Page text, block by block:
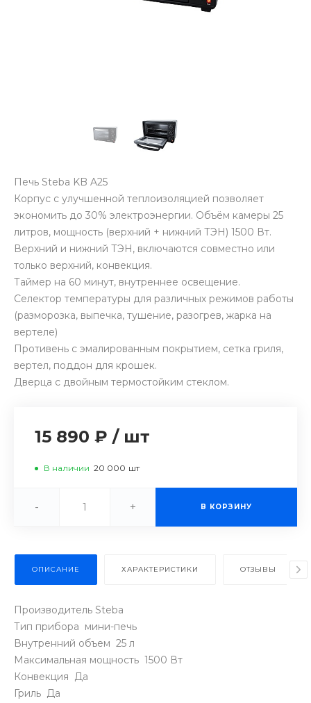
Печь Steba KB A25
Корпус с улучшенной теплоизоляцией позволяет
экономить до 30% электроэнергии. Объём камеры 25
литров, мощность (верхний + нижний ТЭН) 1500 Вт.
Верхний и нижний ТЭН, включаются совместно или
только верхний, конвекция.
Таймер на 60 минут, внутреннее освещение.
Селектор температуры для различных режимов работы
(разморозка, выпечка, тушение, разогрев, жарка на
вертеле)
Противень с эмалированным покрытием, сетка гриля,
вертел, поддон для крошек.
Дверца с двойным термостойким стеклом.
15 890 ₽ / шт
В наличии 20 000 шт
- + В КОРЗИНУ
ОПИСАНИЕ ХАРАКТЕРИСТИКИ ОТЗЫВЫ
Производитель Steba
Тип прибора мини-печь
Внутренний объем 25 л
Максимальная мощность 1500 Вт
Конвекция Да
Гриль Да